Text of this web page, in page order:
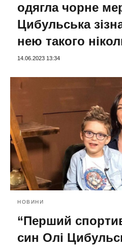
одягла чорне
Цибульська
нею такого
14.06.2023 13:34
НОВИНИ
“Перший
син Олі